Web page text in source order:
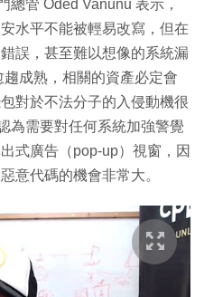
總管 Oded Vanunu 表示，
水平不能被輕易改寫，但在
誤，甚至難以想像的系統漏
成熟，相關的資產必定會
對於不法分子的入侵動機很
為需要對任何系統加強警覺
式廣告（pop-up）視窗，因
意代碼的機會非常大。